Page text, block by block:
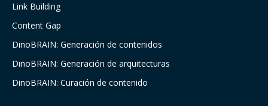
Link Building
Content Gap
DinoBRAIN: Generación de contenidos
DinoBRAIN: Generación de arquitecturas
DinoBRAIN: Curación de contenido